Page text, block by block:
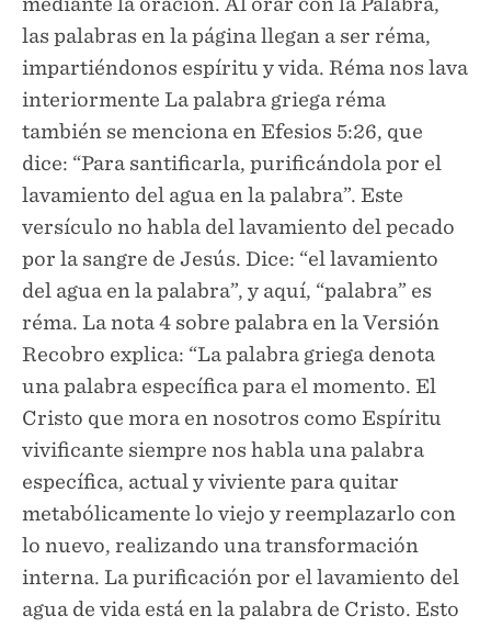
las palabras en la página llegan a ser réma,
impartiéndonos espíritu y vida. Réma nos lava
interiormente La palabra griega réma
también se menciona en Efesios 5:26, que
dice: “Para santificarla, purificándola por el
lavamiento del agua en la palabra”. Este
versículo no habla del lavamiento del pecado
por la sangre de Jesús. Dice: “el lavamiento
del agua en la palabra”, y aquí, “palabra” es
réma. La nota 4 sobre palabra en la Versión
Recobro explica: “La palabra griega denota
una palabra específica para el momento. El
Cristo que mora en nosotros como Espíritu
vivificante siempre nos habla una palabra
específica, actual y viviente para quitar
metabólicamente lo viejo y reemplazarlo con
lo nuevo, realizando una transformación
interna. La purificación por el lavamiento del
agua de vida está en la palabra de Cristo. Esto